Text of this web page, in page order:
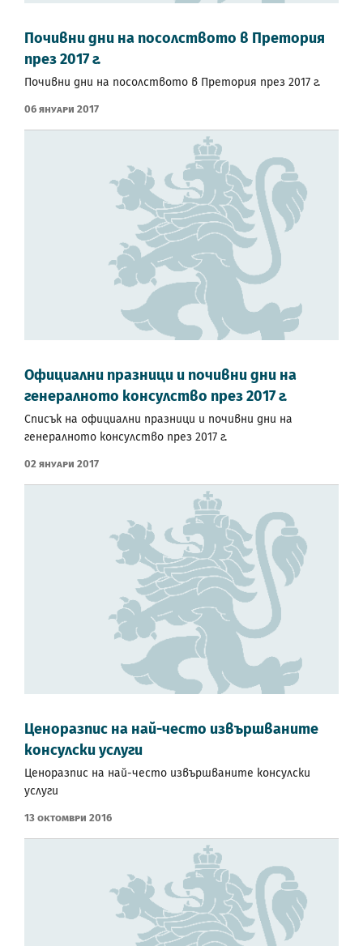
Почивни дни на посолството в Претория
през 2017 г.
Почивни дни на посолството в Претория през 2017 г.
06 Януари 2017
Официални празници и почивни дни на
генералното консулство през 2017 г.
Списък на официални празници и почивни дни на
генералното консулство през 2017 г.
02 Януари 2017
Ценоразпис на най-често извършваните
консулски услуги
Ценоразпис на най-често извършваните консулски
услуги
13 Октомври 2016